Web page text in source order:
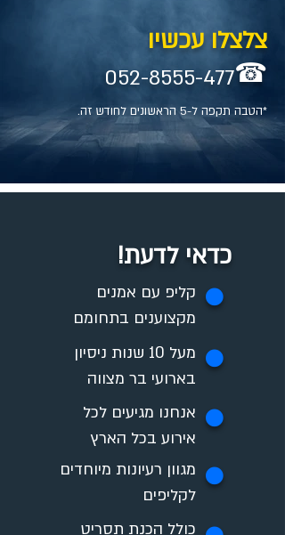
צלצלו עכשיו
052-8555-477☎
*הטבה תקפה ל-5 הראשונים לחודש זה.
כדאי לדעת!
קליפ עם אמנים
מקצוענים בתחומם
✪
מעל 10 שנות ניסיון
בארועי בר מצווה
✪
אנחנו מגיעים לכל
אירוע בכל הארץ
✪
מגוון רעיונות מיוחדים
לקליפים
✪
כולל הכנת תסריט